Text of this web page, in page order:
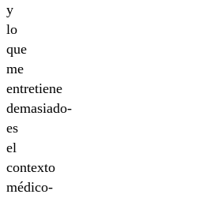
y
lo
que
me
entretiene
demasiado-
es
el
contexto
médico-